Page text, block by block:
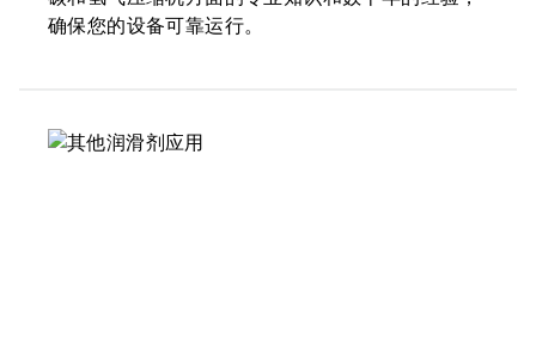
确保您的设备可靠运行。